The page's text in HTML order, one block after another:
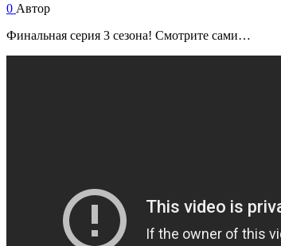
0 Автор
Финальная серия 3 сезона! Смотрите сами…